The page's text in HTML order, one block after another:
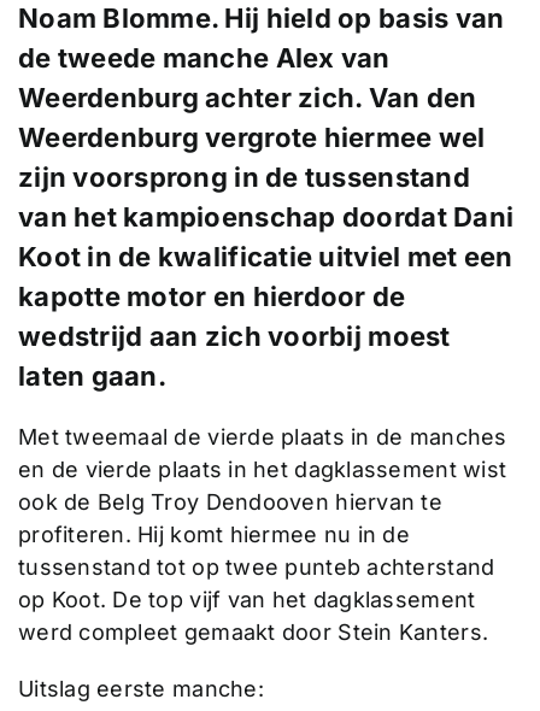
Noam Blomme. Hij hield op basis van
de tweede manche Alex van
Weerdenburg achter zich. Van den
Weerdenburg vergrote hiermee wel
zijn voorsprong in de tussenstand
van het kampioenschap doordat Dani
Koot in de kwalificatie uitviel met een
kapotte motor en hierdoor de
wedstrijd aan zich voorbij moest
laten gaan.
Met tweemaal de vierde plaats in de manches
en de vierde plaats in het dagklassement wist
ook de Belg Troy Dendooven hiervan te
profiteren. Hij komt hiermee nu in de
tussenstand tot op twee punteb achterstand
op Koot. De top vijf van het dagklassement
werd compleet gemaakt door Stein Kanters.
Uitslag eerste manche: